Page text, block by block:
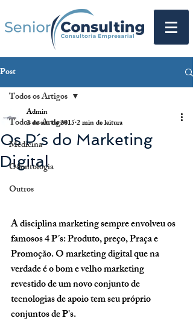
Post
Todos os Artigos
Medicina
Odontologia
Outros
Todos os Artigos
Os P´s do Marketing
Digital
Admin
3 de set. de 20152 min de leitura
A disciplina marketing sempre envolveu os
famosos 4 P´s: Produto, preço, Praça e
Promoção. O marketing digital que na
verdade é o bom e velho marketing
revestido de um novo conjunto de
tecnologias de apoio tem seu próprio
conjuntos de P's.